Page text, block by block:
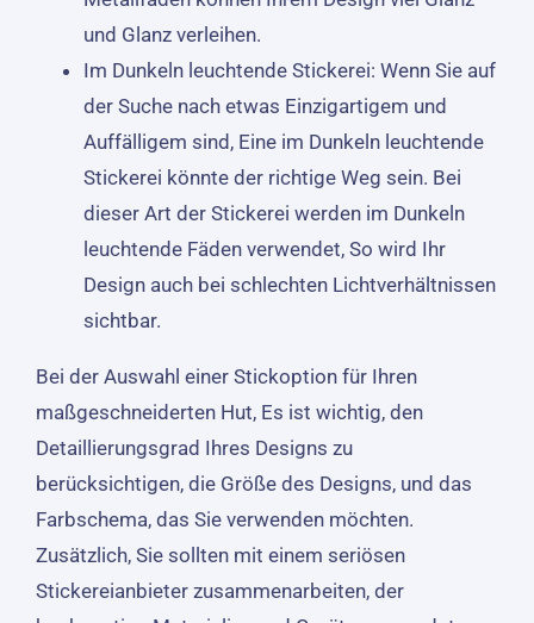
und Glanz verleihen.
Im Dunkeln leuchtende Stickerei: Wenn Sie auf
der Suche nach etwas Einzigartigem und
Auffälligem sind, Eine im Dunkeln leuchtende
Stickerei könnte der richtige Weg sein. Bei
dieser Art der Stickerei werden im Dunkeln
leuchtende Fäden verwendet, So wird Ihr
Design auch bei schlechten Lichtverhältnissen
sichtbar.
Bei der Auswahl einer Stickoption für Ihren
maßgeschneiderten Hut, Es ist wichtig, den
Detaillierungsgrad Ihres Designs zu
berücksichtigen, die Größe des Designs, und das
Farbschema, das Sie verwenden möchten.
Zusätzlich, Sie sollten mit einem seriösen
Stickereianbieter zusammenarbeiten, der